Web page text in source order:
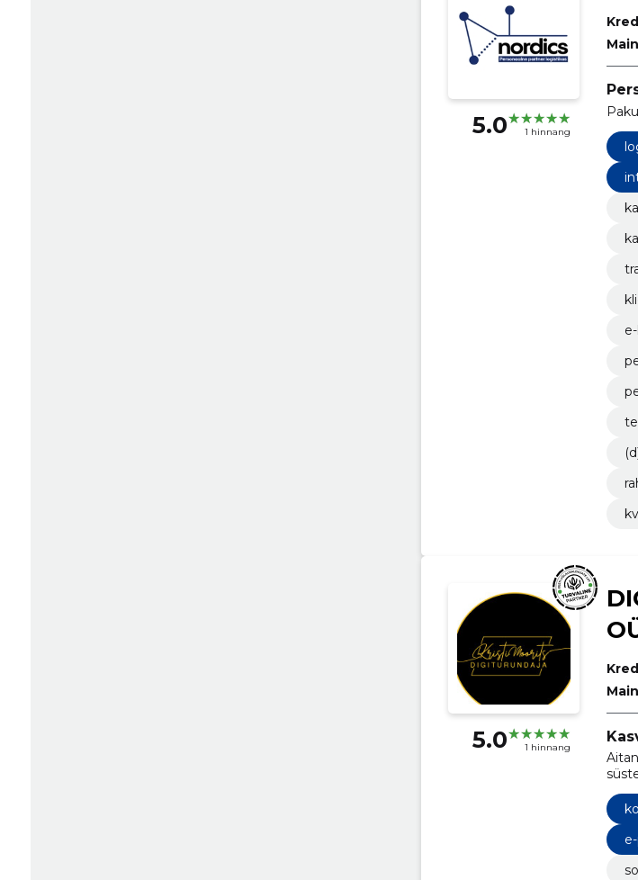
5.0 1 hinnang
5.0 1 hinnang